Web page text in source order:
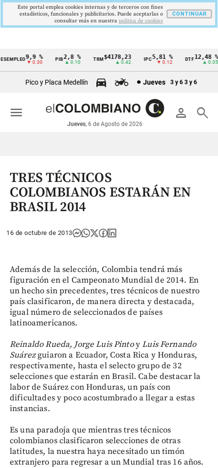
Cintillo
económicos
Colombia
9,9 %
▼ 0.30
PIB2,8 %
▲ 0.10
TRM$4178,23
▲ 0.42
IPC5,81 %
▼ 0.12
DTF12,48 %
▲ 0.05
Pico y Placa Medellín Jueves 3 y 6 3 y 6
person search
Jueves, 6 de Agosto de 2026
menu
TRES TÉCNICOS
COLOMBIANOS ESTARÁN EN
BRASIL 2014
16 de octubre de 2013
Además de la selección, Colombia tendrá más
figuración en el Campeonato Mundial de 2014. En
un hecho sin precedentes, tres técnicos de nuestro
país clasificaron, de manera directa y destacada,
igual número de seleccionados de países
latinoamericanos.
Reinaldo Rueda, Jorge Luis PintoyLuis Fernando
Suárezguiaron a Ecuador, Costa Rica y Honduras,
respectivamente, hasta el selecto grupo de 32
selecciones que estarán en Brasil. Cabe destacar la
labor de Suárez con Honduras, un país con
dificultades y poco acostumbrado a llegar a estas
instancias.
Es una paradoja que mientras tres técnicos
colombianos clasificaron selecciones de otras
latitudes, la nuestra haya necesitado un timón
extranjero para regresar a un Mundial tras 16 años.
Este portal emplea cookies internas y de terceros con fines
estadísticos, funcionales y publicitarios. Puede aceptarlas o
consultar más en nuestra politica de cookies
CONTINUAR